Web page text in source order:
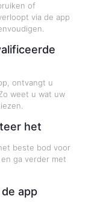
of
via de app
ontvangt u
weet u wat uw
het
beste bod voor
ga verder met
app